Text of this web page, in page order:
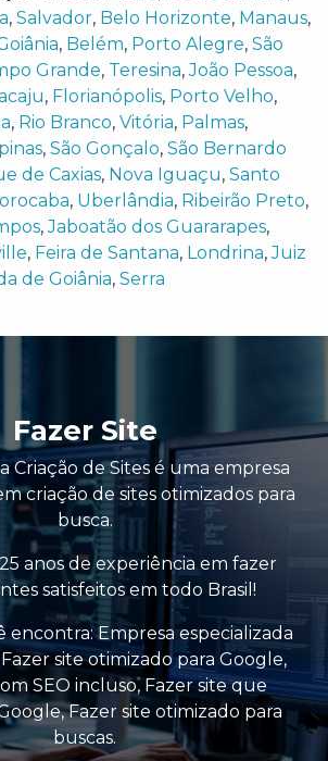
, Salvador, Belo Horizonte, Manaus,
, Belém, Porto Alegre, São
Grande, Teresina,João Pessoa,
, Florianópolis, Porto Velho,
, Rio Branco, Vitória, Palmas,
, São Gonçalo, São Bernardo
de Caxias, Nova Iguaçu, Santo
, Uberlândia, Ribeirão Preto,
,Jaboatão dos Guararapes,
, Feira de Santana, Londrina,Juiz
de Goiânia, Serra
Fazer Site
Criação de Sites é uma empresa
criação de sites otimizados para
busca.
anos de experiência em fazer
satisfeitos em todo Brasil!
encontra:Empresa especializada
Fazer site otimizado para Google,
SEO incluso, Fazer site que
,Fazer site otimizado para
buscas.